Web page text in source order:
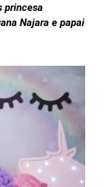
princesa
Najara e papai